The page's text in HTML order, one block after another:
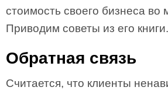
стоимость своего бизнеса во
Приводим советы из его книги.
Обратная связь
Считается, что клиенты